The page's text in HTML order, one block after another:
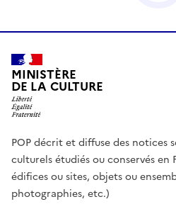
MINISTÈRE
DE LA CULTURE
POP décrit et diffuse des notices
culturels étudiés ou conservés
édifices ou sites, objets ou
photographies, etc.)